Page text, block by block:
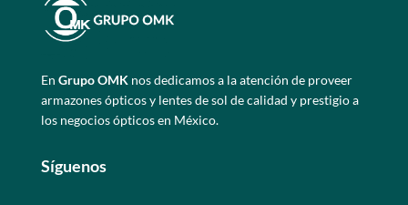
En Grupo OMKnos dedicamos a la atención de proveer
armazones ópticos y lentes de sol de calidad y prestigio a
los negocios ópticos en México.
Síguenos